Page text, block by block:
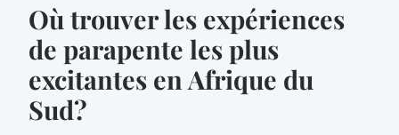
Où trouver les expériences
de parapente les plus
excitantes en Afrique du
Sud?